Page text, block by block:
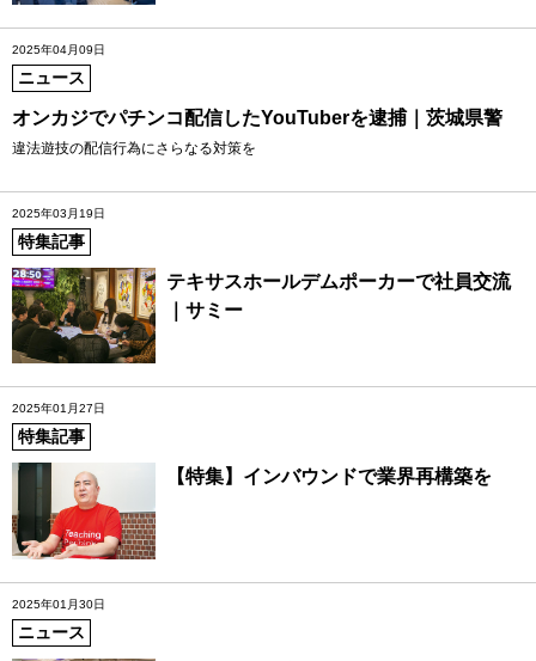
2025年04月09日
ニュース
オンカジでパチンコ配信したYouTuberを逮捕｜茨城県警
違法遊技の配信行為にさらなる対策を
2025年03月19日
特集記事
テキサスホールデムポーカーで社員交流
｜サミー
2025年01月27日
特集記事
【特集】インバウンドで業界再構築を
2025年01月30日
ニュース